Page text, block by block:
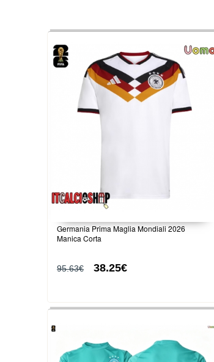
Germania Prima Maglia Mondiali 2026
Manica Corta
95.63€ 38.25€